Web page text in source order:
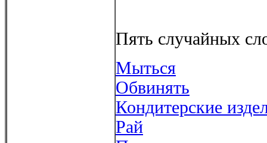
Пять случайных
Мыться
Обвинять
Кондитерские
Рай